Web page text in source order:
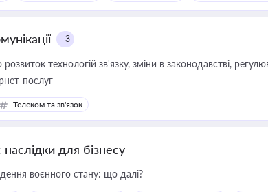
+3
технологій зв'язку, зміни в законодавстві,
послуг
Телеком та зв'язок
для бізнесу
воєнного стану: що далі?